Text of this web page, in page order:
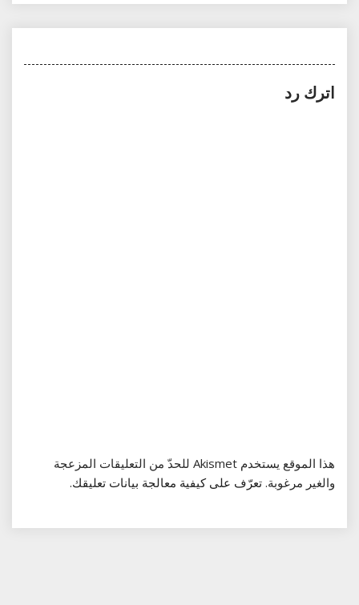
اترك رد
هذا الموقع يستخدم Akismet للحدّ من التعليقات المزعجة
والغير مرغوبة. تعرّف على كيفية معالجة بيانات تعليقك.